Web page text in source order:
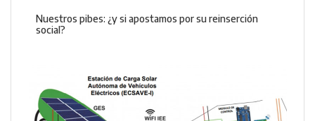
Nuestros pibes: ¿y si apostamos por su reinserción
social?